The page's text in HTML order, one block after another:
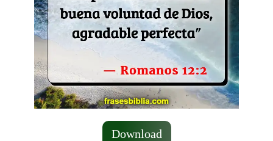
Download